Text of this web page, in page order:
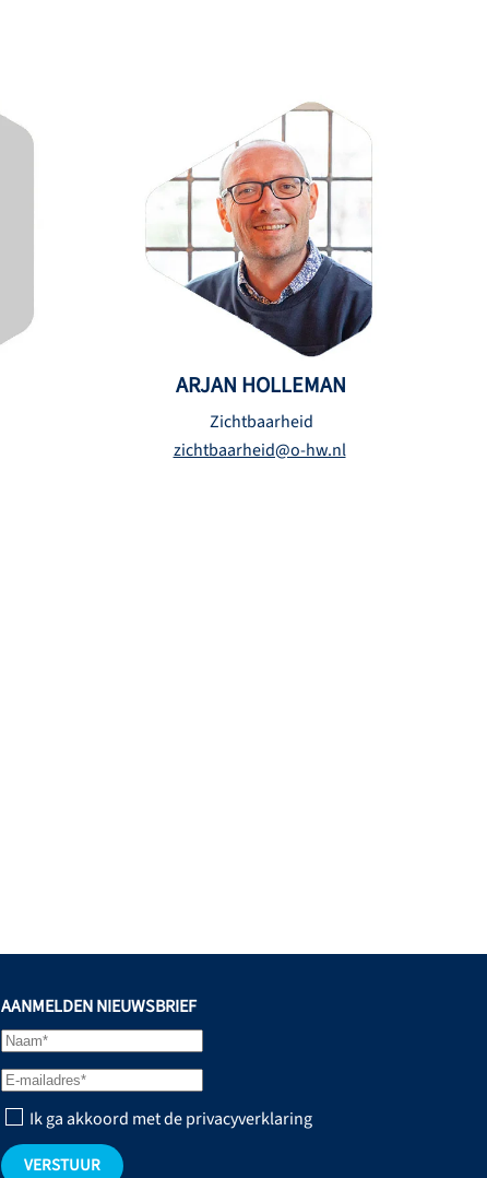
ARJAN HOLLEMAN
Zichtbaarheid
zichtbaarheid@o-hw.nl
AANMELDEN NIEUWSBRIEF
Ik ga akkoord met de privacyverklaring
VERSTUUR